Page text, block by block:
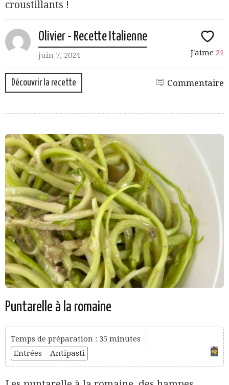
croustillants !
Olivier - Recette Italienne
juin 7, 2024 J'aime 21
Découvrir la recette Commentaire
Puntarelle à la romaine
Temps de préparation : 35 minutes
Entrées – Antipasti